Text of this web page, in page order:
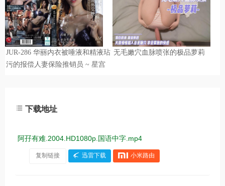
下载地址
阿孖有难.2004.HD1080p.国语中字.mp4
复制链接 迅雷下载 小米路由